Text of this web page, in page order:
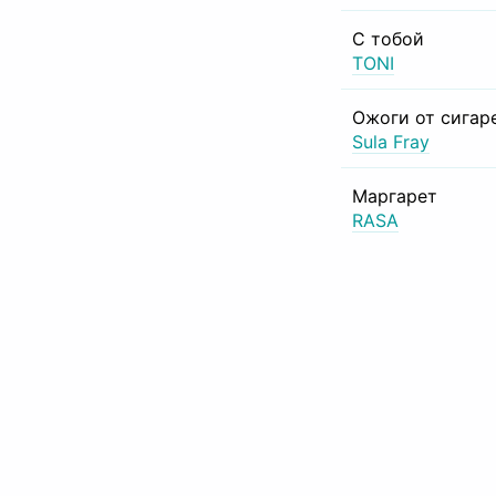
С тобой
TONI
Ожоги от
Sula Fray
Маргарет
RASA